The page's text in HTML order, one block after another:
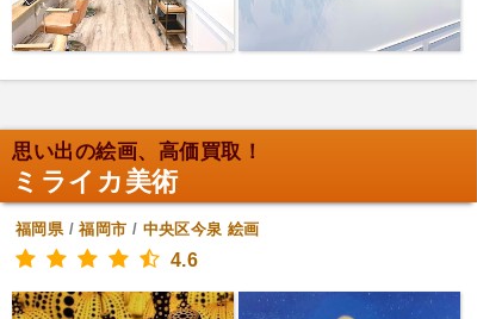
思い出の絵画、高価買取！
ミライカ美術
福岡県/福岡市 / 中央区今泉 絵画
4.6